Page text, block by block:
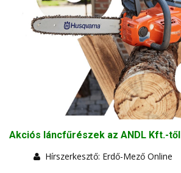
Akciós láncfűrészek az ANDL Kft.-től
Hírszerkesztő: Erdő-Mező Online